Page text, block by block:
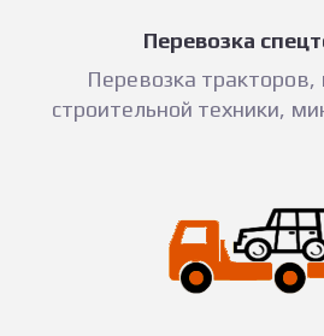
Перевозка
Перевозка тракторов,
строительной техники,